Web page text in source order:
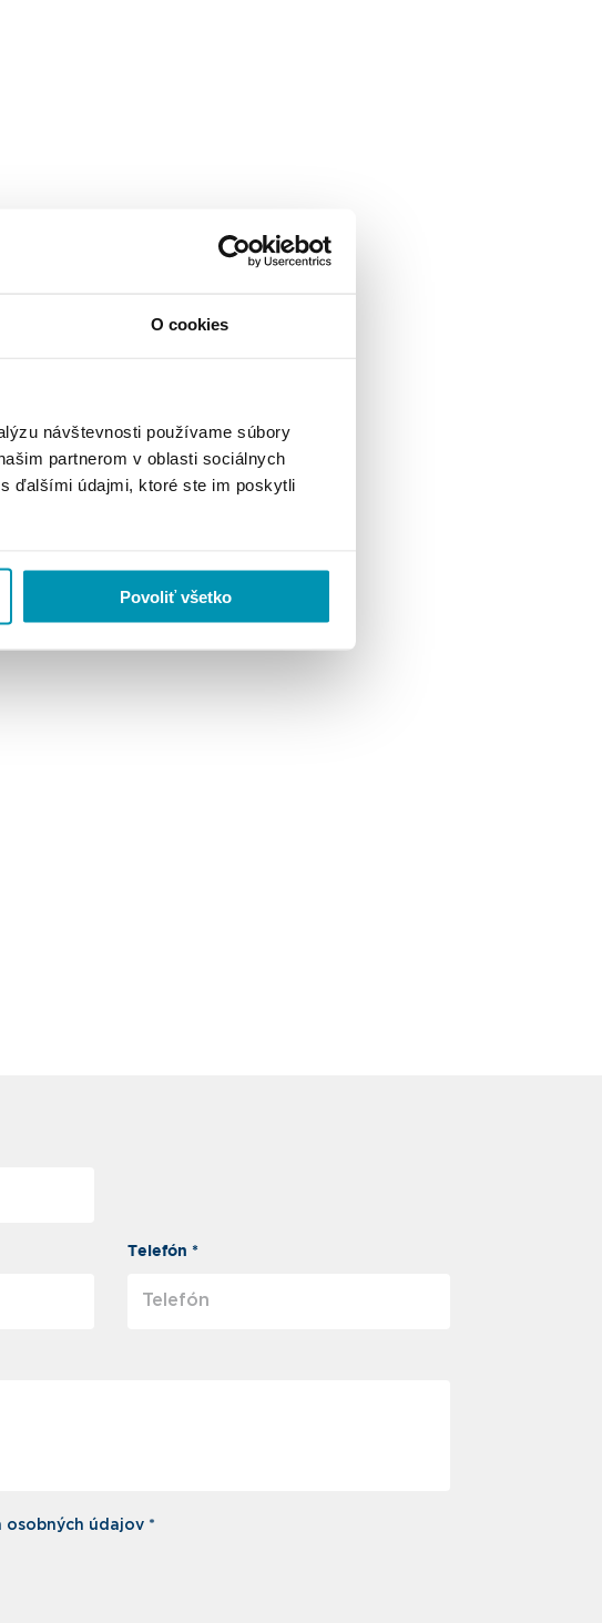
O cookies
návštevnosti používame súbory
partnerom v oblasti sociálnych
ďalšími údajmi, ktoré ste im poskytli
Povoliť všetko
Telefón *
osobných údajov *